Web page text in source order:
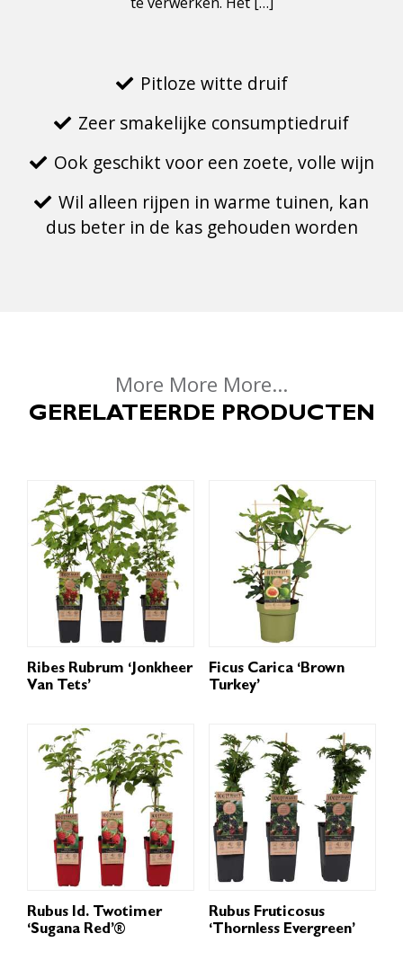
Pitloze witte druif
Zeer smakelijke consumptiedruif
Ook geschikt voor een zoete, volle wijn
Wil alleen rijpen in warme tuinen, kan
dus beter in de kas gehouden worden
More More More...
GERELATEERDE PRODUCTEN
Ribes Rubrum ‘Jonkheer
Van Tets’
Ficus Carica ‘Brown
Turkey’
Rubus Id. Twotimer
‘Sugana Red’®
Rubus Fruticosus
‘Thornless Evergreen’